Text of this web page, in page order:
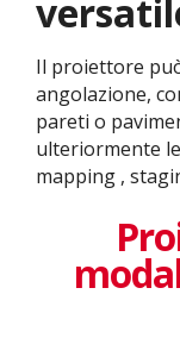
Il proiettore
angolazione,
pareti o
ulteriormente
mapping ,